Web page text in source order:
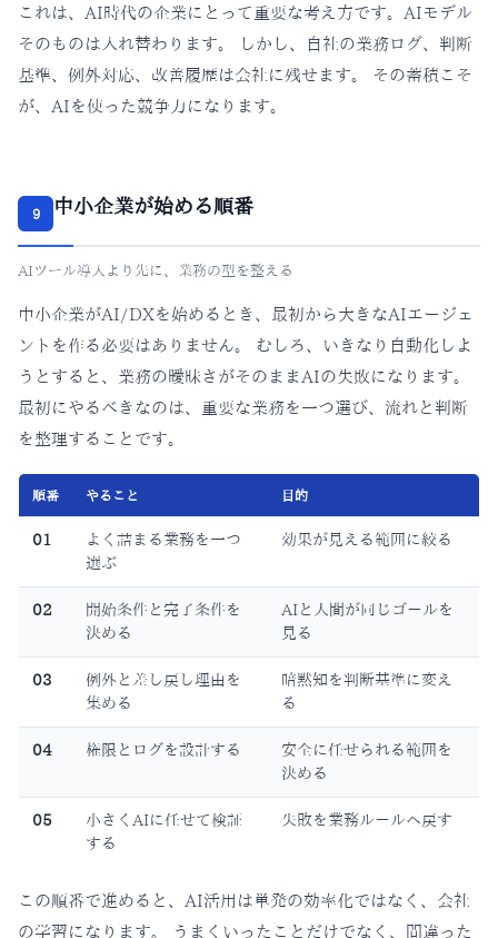
これは、AI時代の企業にとって重要な考え方です。AIモデル
そのものは入れ替わります。 しかし、自社の業務ログ、判断
基準、例外対応、改善履歴は会社に残せます。 その蓄積こそ
が、AIを使った競争力になります。
9 中小企業が始める順番
AIツール導入より先に、業務の型を整える
中小企業がAI/DXを始めるとき、最初から大きなAIエージェ
ントを作る必要はありません。 むしろ、いきなり自動化しよ
うとすると、業務の曖昧さがそのままAIの失敗になります。
最初にやるべきなのは、重要な業務を一つ選び、流れと判断
を整理することです。
順番 やること 目的
01
よく詰まる業務を一つ
選ぶ
効果が見える範囲に絞る
02
開始条件と完了条件を
決める
AIと人間が同じゴールを
見る
03
例外と差し戻し理由を
集める
暗黙知を判断基準に変え
る
04 権限とログを設計する
安全に任せられる範囲を
決める
05
小さくAIに任せて検証
する
失敗を業務ルールへ戻す
この順番で進めると、AI活用は単発の効率化ではなく、会社
の学習になります。 うまくいったことだけでなく、間違った